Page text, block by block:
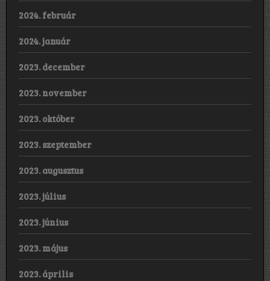
2024. február
2024. január
2023. december
2023. november
2023. október
2023. szeptember
2023. augusztus
2023. július
2023. június
2023. május
2023. április